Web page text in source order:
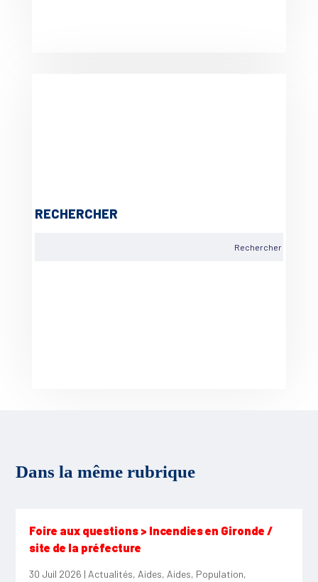
RECHERCHER
Dans la même rubrique
Foire aux questions > Incendies en Gironde /
site de la préfecture
30 Juil 2026 | Actualités, Aides, Aides, Population,